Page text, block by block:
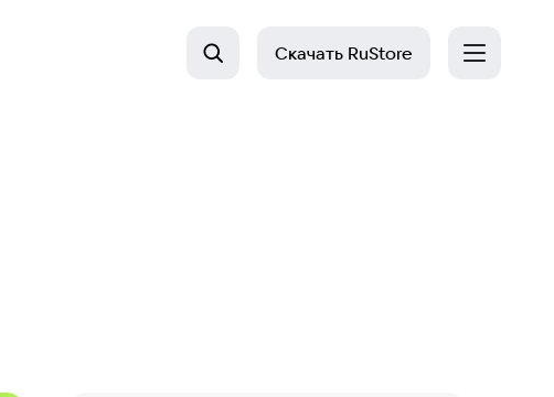
Скачать RuStore